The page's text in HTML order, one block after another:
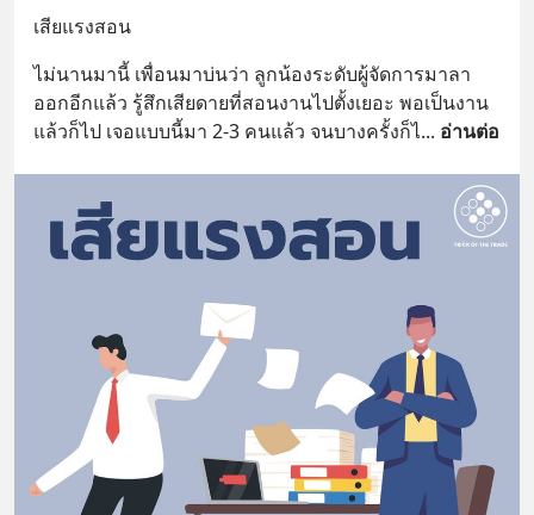
เสียแรงสอน
ไม่นานมานี้ เพื่อนมาบ่นว่า ลูกน้องระดับผู้จัดการมาลา
ออกอีกแล้ว รู้สึกเสียดายที่สอนงานไปตั้งเยอะ พอเป็นงาน
แล้วก็ไป เจอแบบนี้มา 2-3 คนแล้ว จนบางครั้งก็ไ... อ่านต่อ